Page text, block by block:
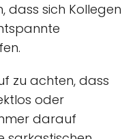
dass sich Kollegen
zu achten, dass
oder
darauf